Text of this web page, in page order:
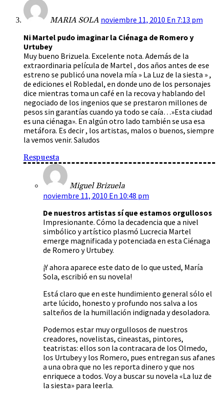
MARIA SOLA noviembre 11, 2010 En 7:13 pm
Ni Martel pudo imaginar la Ciénaga de Romero y
Urtubey
Muy bueno Brizuela. Excelente nota. Además de la
extraordinaria película de Martel , dos años antes de ese
estreno se publicó una novela mía » La Luz de la siesta » ,
de ediciones el Robledal, en donde uno de los personajes
dice mientras toma un café en la recova y hablando del
negociado de los ingenios que se prestaron millones de
pesos sin garantías cuando ya todo se caía…»Esta ciudad
es una ciénaga». En algún otro lado también se usa esa
metáfora. Es decir , los artistas, malos o buenos, siempre
la vemos venir. Saludos
Respuesta
Miguel Brizuela
noviembre 11, 2010 En 10:48 pm
De nuestros artistas sí que estamos orgullosos
Impresionante. Cómo la decadencia que a nivel
simbólico y artístico plasmó Lucrecia Martel
emerge magnificada y potenciada en esta Ciénaga
de Romero y Urtubey.
¡Y ahora aparece este dato de lo que usted, María
Sola, escribió en su novela!
Está claro que en este hundimiento general sólo el
arte lúcido, honesto y profundo nos salva a los
salteños de la humillación indignada y desoladora.
Podemos estar muy orgullosos de nuestros
creadores, novelistas, cineastas, pintores,
teatristas: ellos son la contracara de los Olmedo,
los Urtubey y los Romero, pues entregan sus afanes
a una obra que no les reporta dinero y que nos
enriquece a todos. Voy a buscar su novela «La luz de
la siesta» para leerla.